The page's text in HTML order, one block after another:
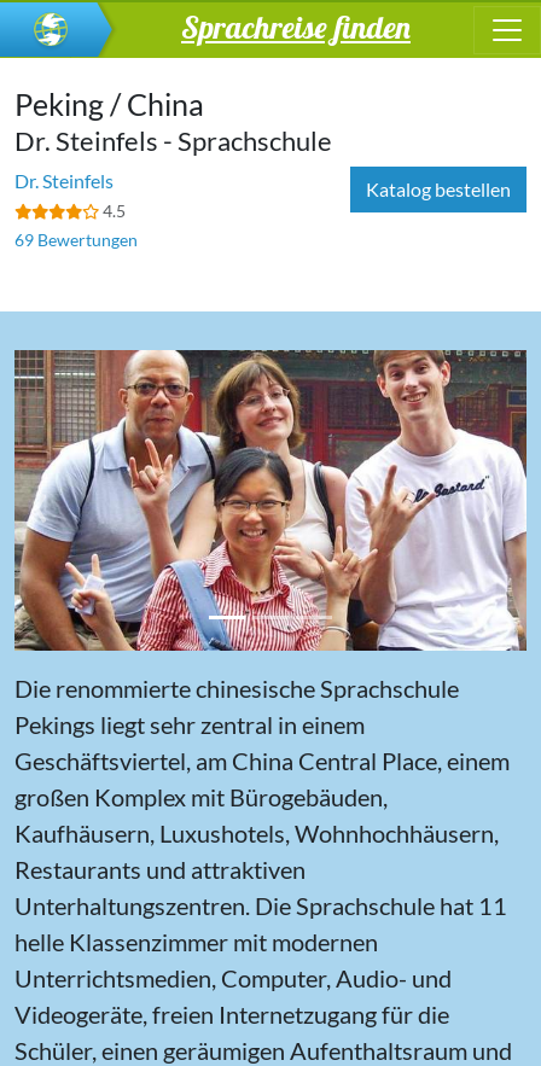
Sprachreise finden
Peking / China
Dr. Steinfels - Sprachschule
Dr. Steinfels
4.5
69 Bewertungen
Katalog bestellen
‹ ›
Die renommierte chinesische Sprachschule
Pekings liegt sehr zentral in einem
Geschäftsviertel, am China Central Place, einem
großen Komplex mit Bürogebäuden,
Kaufhäusern, Luxushotels, Wohnhochhäusern,
Restaurants und attraktiven
Unterhaltungszentren. Die Sprachschule hat 11
helle Klassenzimmer mit modernen
Unterrichtsmedien, Computer, Audio- und
Videogeräte, freien Internetzugang für die
Schüler, einen geräumigen Aufenthaltsraum und